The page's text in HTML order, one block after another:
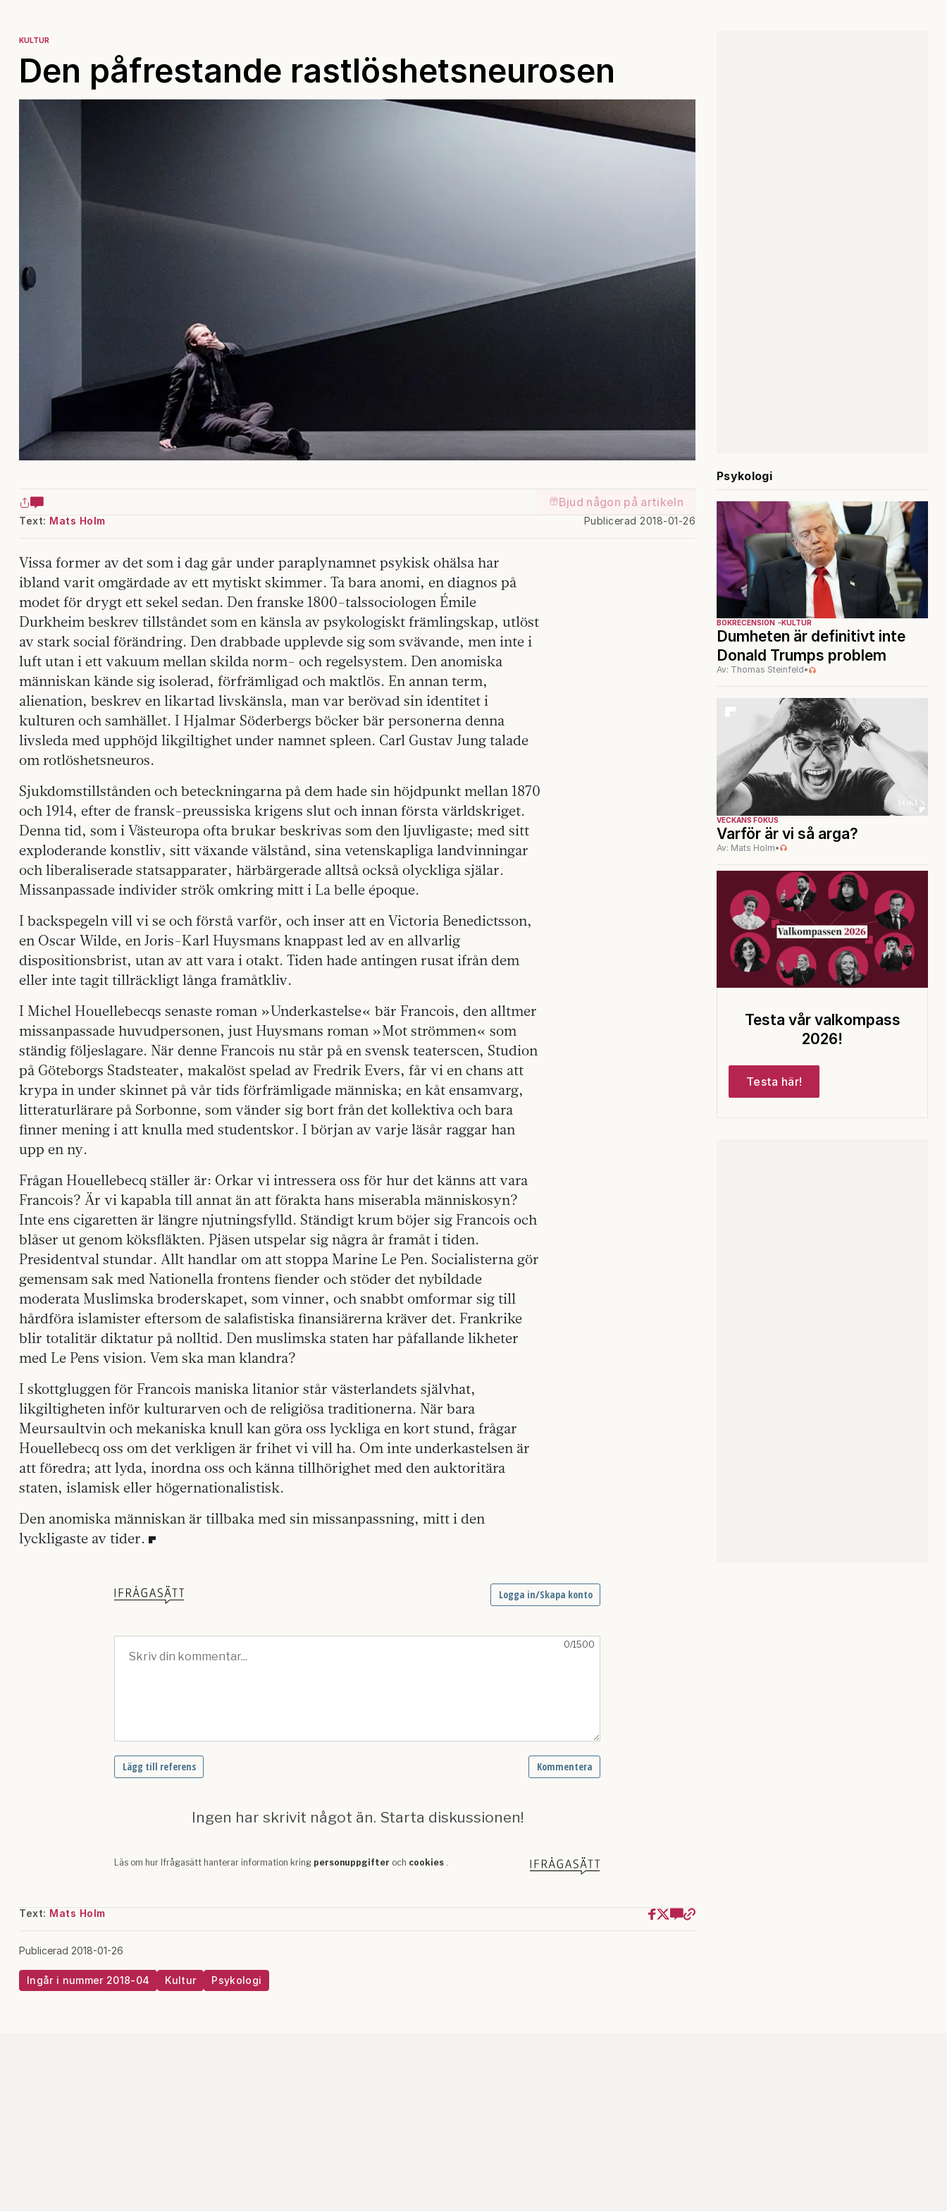
KULTUR
Den påfrestande rastlöshetsneurosen
Bjud någon på artikeln
Text: Mats Holm Publicerad 2018-01-26
Vissa former av det som i dag går under paraplynamnet psykisk ohälsa har
ibland varit omgärdade av ett mytiskt skimmer. Ta bara anomi, en diagnos på
modet för drygt ett sekel sedan. Den franske 1800-talssociologen Émile
Durkheim beskrev tillståndet som en känsla av psykologiskt främlingskap, utlöst
av stark social förändring. Den drabbade upplevde sig som svävande, men inte i
luft utan i ett vakuum mellan skilda norm- och regelsystem. Den anomiska
människan kände sig isolerad, förfrämligad och maktlös. En annan term,
alienation, beskrev en likartad livskänsla, man var berövad sin identitet i
kulturen och samhället. I Hjalmar Söderbergs böcker bär personerna denna
livsleda med upphöjd likgiltighet under namnet spleen. Carl Gustav Jung talade
om rotlöshetsneuros.
Sjukdomstillstånden och beteckningarna på dem hade sin höjdpunkt mellan 1870
och 1914, efter de fransk-preussiska krigens slut och innan första världskriget.
Denna tid, som i Västeuropa ofta brukar beskrivas som den ljuvligaste; med sitt
exploderande konstliv, sitt växande välstånd, sina vetenskapliga landvinningar
och liberaliserade statsapparater, härbärgerade alltså också olyckliga själar.
Missanpassade individer strök omkring mitt i La belle époque.
I backspegeln vill vi se och förstå varför, och inser att en Victoria Benedictsson,
en Oscar Wilde, en Joris-Karl Huysmans knappast led av en allvarlig
dispositionsbrist, utan av att vara i otakt. Tiden hade antingen rusat ifrån dem
eller inte tagit tillräckligt långa framåtkliv.
I Michel Houellebecqs senaste roman »Underkastelse« bär Francois, den alltmer
missanpassade huvudpersonen, just Huysmans roman »Mot strömmen« som
ständig följeslagare. När denne Francois nu står på en svensk teaterscen, Studion
på Göteborgs Stadsteater, makalöst spelad av Fredrik Evers, får vi en chans att
krypa in under skinnet på vår tids förfrämligade människa; en kåt ensamvarg,
litteraturlärare på Sorbonne, som vänder sig bort från det kollektiva och bara
finner mening i att knulla med studentskor. I början av varje läsår raggar han
upp en ny.
Frågan Houellebecq ställer är: Orkar vi intressera oss för hur det känns att vara
Francois? Är vi kapabla till annat än att förakta hans miserabla människosyn?
Inte ens cigaretten är längre njutningsfylld. Ständigt krum böjer sig Francois och
blåser ut genom köksfläkten. Pjäsen utspelar sig några år framåt i tiden.
Presidentval stundar. Allt handlar om att stoppa Marine Le Pen. Socialisterna gör
gemensam sak med Nationella frontens fiender och stöder det nybildade
moderata Muslimska broderskapet, som vinner, och snabbt omformar sig till
hårdföra islamister eftersom de salafistiska finansiärerna kräver det. Frankrike
blir totalitär diktatur på nolltid. Den muslimska staten har påfallande likheter
med Le Pens vision. Vem ska man klandra?
I skottgluggen för Francois maniska litanior står västerlandets självhat,
likgiltigheten inför kulturarven och de religiösa traditionerna. När bara
Meursaultvin och mekaniska knull kan göra oss lyckliga en kort stund, frågar
Houellebecq oss om det verkligen är frihet vi vill ha. Om inte underkastelsen är
att föredra; att lyda, inordna oss och känna tillhörighet med den auktoritära
staten, islamisk eller högernationalistisk.
Den anomiska människan är tillbaka med sin missanpassning, mitt i den
lyckligaste av tider.
Text: Mats Holm
Publicerad 2018-01-26
Ingår i nummer 2018-04 Kultur Psykologi
Psykologi
BOKRECENSION KULTUR
Dumheten är definitivt inte
Donald Trumps problem
Av: Thomas Steinfeld•
VECKANS FOKUS
Varför är vi så arga?
Av: Mats Holm•
Testa vår valkompass
2026!
Testa här!